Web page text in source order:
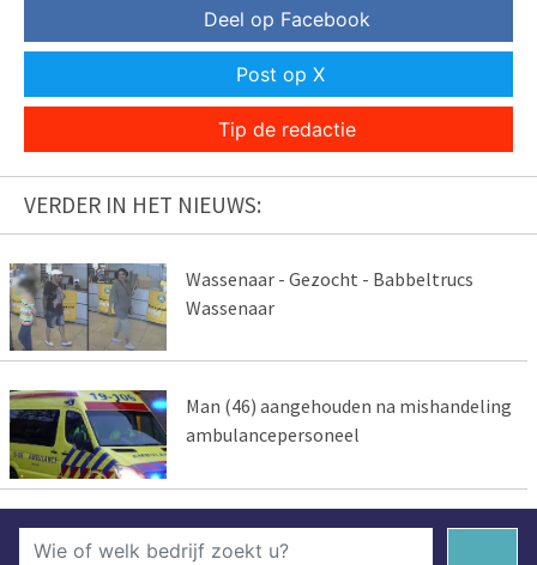
Deel op Facebook
Post op X
Tip de redactie
VERDER IN HET NIEUWS:
Wassenaar - Gezocht - Babbeltrucs
Wassenaar
Man (46) aangehouden na mishandeling
ambulancepersoneel